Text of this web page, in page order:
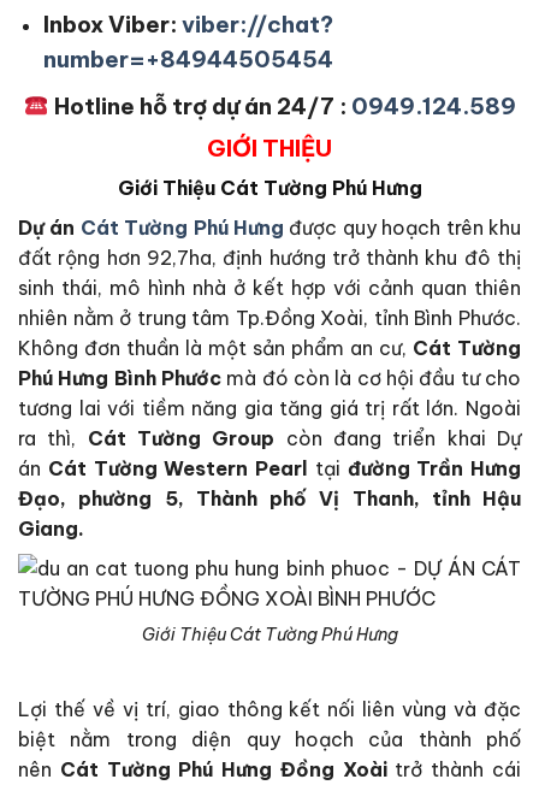
Inbox Viber: viber://chat?
number=+84944505454
Hotline hỗ trợ dự án 24/7 : 0949.124.589
GIỚI THIỆU
Giới Thiệu Cát Tường Phú Hưng
Dự án Cát Tường Phú Hưng được quy hoạch trên khu
đất rộng hơn 92,7ha, định hướng trở thành khu đô thị
sinh thái, mô hình nhà ở kết hợp với cảnh quan thiên
nhiên nằm ở trung tâm Tp.Đồng Xoài, tỉnh Bình Phước.
Không đơn thuần là một sản phẩm an cư, Cát Tường
Phú Hưng Bình Phước mà đó còn là cơ hội đầu tư cho
tương lai với tiềm năng gia tăng giá trị rất lớn. Ngoài
ra thì, Cát Tường Group còn đang triển khai Dự
án Cát Tường Western Pearl tại đường Trần Hưng
Đạo, phường 5, Thành phố Vị Thanh, tỉnh Hậu
Giang.
Giới Thiệu Cát Tường Phú Hưng
Lợi thế về vị trí, giao thông kết nối liên vùng và đặc
biệt nằm trong diện quy hoạch của thành phố
nên Cát Tường Phú Hưng Đồng Xoài trở thành cái